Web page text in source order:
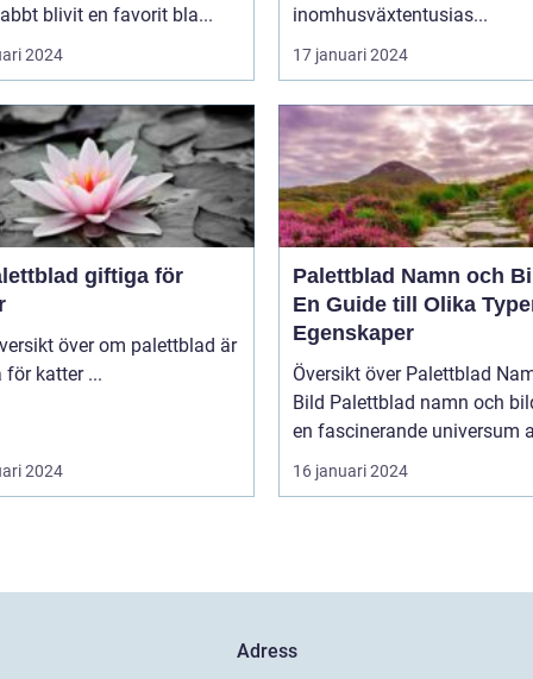
blivit en favorit bla...
2024
inomhusväxtentusias...
17 januari 2024
giftiga för
giftiga för katter ...
2024
Palettblad Namn och
En Guide till Olika
Egenskaper
Översikt över Palettblad
Bild Palettblad namn och bild är
en fascinerande universum
16 januari 2024
Adress